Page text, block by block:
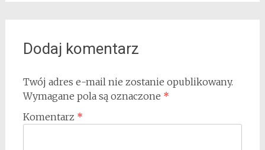
Dodaj komentarz
Twój adres e-mail nie zostanie opublikowany.
Wymagane pola są oznaczone *
Komentarz *